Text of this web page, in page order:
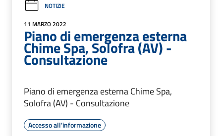
NOTIZIE
11 MARZO 2022
Piano di emergenza esterna
Chime Spa, Solofra (AV) -
Consultazione
Piano di emergenza esterna Chime Spa,
Solofra (AV) - Consultazione
Accesso all'informazione